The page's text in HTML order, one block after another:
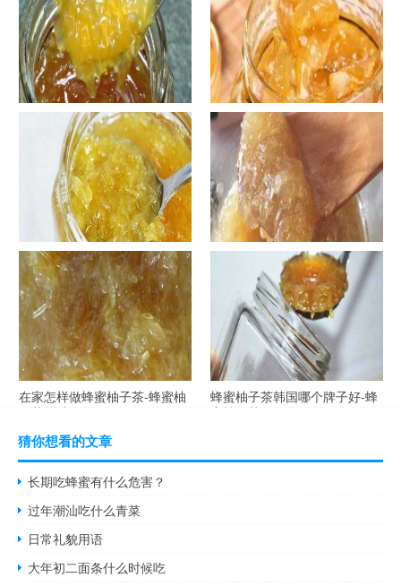
罐装蜂蜜柚子茶胖吗-蜂蜜柚子
茶喝了会发胖吗？
在家怎样做蜂蜜柚子茶-喝蜂蜜
柚子茶有哪些禁忌？
自制蜂蜜柚子茶-蜂蜜柚子茶最
容易做什么？
在家怎样做蜂蜜柚子茶-蜂蜜柚
子茶可以解酒吗？
在家怎样做蜂蜜柚子茶-蜂蜜柚
子茶能减肥吗？
蜂蜜柚子茶韩国哪个牌子好-蜂
蜜柚子茶哪个牌子最好？
猜你想看的文章
长期吃蜂蜜有什么危害？
过年潮汕吃什么青菜
日常礼貌用语
大年初二面条什么时候吃